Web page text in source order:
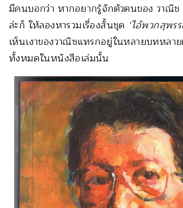
มีคนบอกว่า หากอยากรู้จักตัวตนของ วาณิ
ล่ะก็ ให้ลองหารวมเรื่องสั้นชุด ‘ไอ้พวกสุพร
เห็นเงาของวาณิชแทรกอยู่ในหลายบทหลาย
ทั้งหมดในหนังสือเล่มนั้น